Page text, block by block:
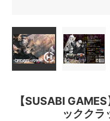
【SUSABI
ッククラ